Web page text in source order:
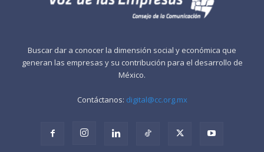
Buscar dar a conocer la dimensión social y económica que
generan las empresas y su contribución para el desarrollo de
México.
Contáctanos: digital@cc.org.mx